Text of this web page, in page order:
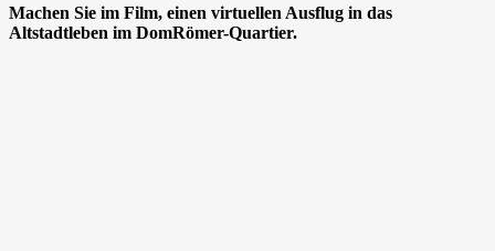
Machen Sie im Film, einen virtuellen Ausflug in das
Altstadtleben im DomRömer-Quartier.